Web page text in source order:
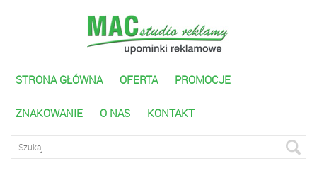
STRONA GŁÓWNA OFERTA PROMOCJE
ZNAKOWANIE O NAS KONTAKT